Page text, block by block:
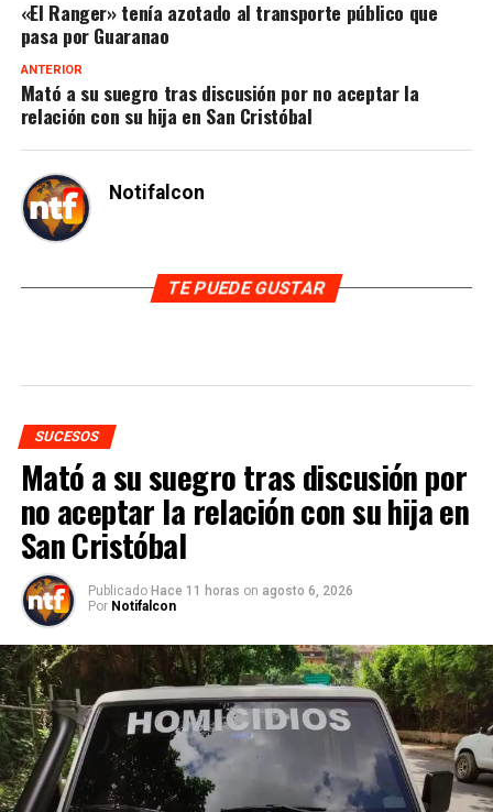
«El Ranger» tenía azotado al transporte público que
pasa por Guaranao
ANTERIOR
Mató a su suegro tras discusión por no aceptar la
relación con su hija en San Cristóbal
Notifalcon
TE PUEDE GUSTAR
SUCESOS
Mató a su suegro tras discusión por
no aceptar la relación con su hija en
San Cristóbal
Publicado Hace 11 horas on agosto 6, 2026
Por Notifalcon